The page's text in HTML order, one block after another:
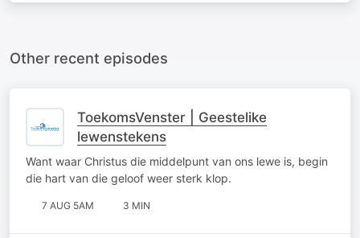
Other recent episodes
ToekomsVenster | Geestelike
lewenstekens
Want waar Christus die middelpunt van ons lewe is, begin
die hart van die geloof weer sterk klop.
7 AUG 5AM 3 MIN